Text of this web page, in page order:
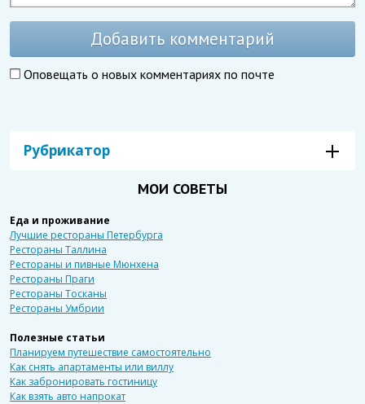
Добавить комментарий
Оповещать о новых комментариях по почте
Рубрикатор
МОИ СОВЕТЫ
Еда и проживание
Лучшие рестораны Петербурга
Рестораны Таллина
Рестораны и пивные Мюнхена
Рестораны Праги
Рестораны Тосканы
Рестораны Умбрии
Полезные статьи
Планируем путешествие самостоятельно
Как снять апартаменты или виллу
Как забронировать гостиницу
Как взять авто напрокат